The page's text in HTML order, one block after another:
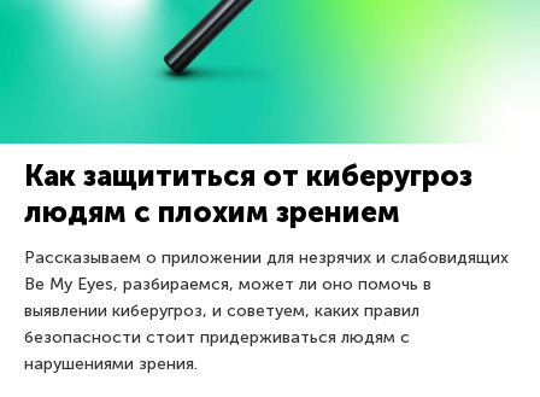
Как защититься от киберугроз
людям с плохим зрением
Рассказываем о приложении для незрячих и слабовидящих
Be My Eyes, разбираемся, может ли оно помочь в
выявлении киберугроз, и советуем, каких правил
безопасности стоит придерживаться людям с
нарушениями зрения.